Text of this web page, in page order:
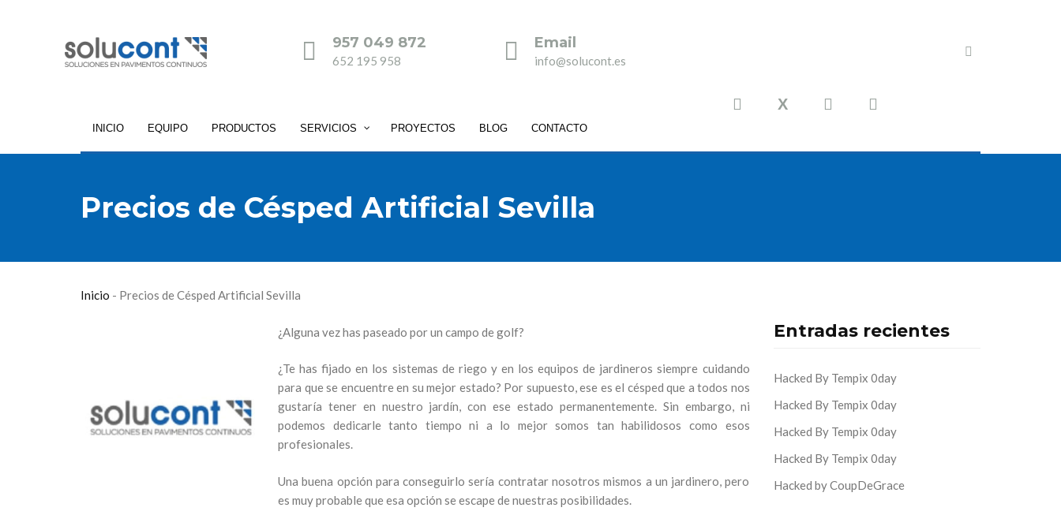
957 049 872
652 195 958
Email
info@solucont.es
INICIO EQUIPO PRODUCTOS SERVICIOS PROYECTOS BLOG CONTACTO
Precios de Césped Artificial Sevilla
Inicio - Precios de Césped Artificial Sevilla
¿Alguna vez has paseado por un campo de golf?
¿Te has fijado en los sistemas de riego y en los equipos de jardineros siempre cuidando
para que se encuentre en su mejor estado? Por supuesto, ese es el césped que a todos nos
gustaría tener en nuestro jardín, con ese estado permanentemente. Sin embargo, ni
podemos dedicarle tanto tiempo ni a lo mejor somos tan habilidosos como esos
profesionales.
Una buena opción para conseguirlo sería contratar nosotros mismos a un jardinero, pero
es muy probable que esa opción se escape de nuestras posibilidades.
Entradas recientes
Hacked By Tempix 0day
Hacked By Tempix 0day
Hacked By Tempix 0day
Hacked By Tempix 0day
Hacked by CoupDeGrace